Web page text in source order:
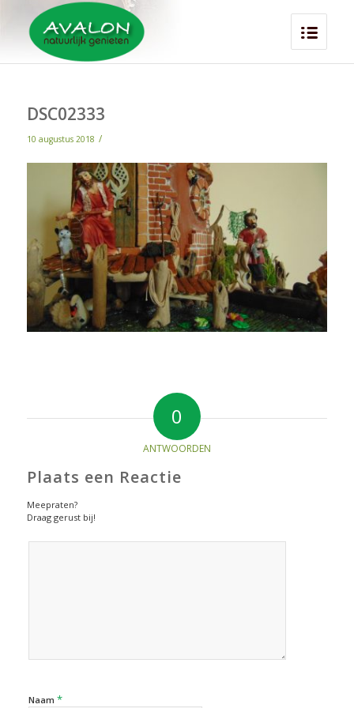
DSC02333
10 augustus 2018 /
0
ANTWOORDEN
Plaats een Reactie
Meepraten?
Draag gerust bij!
Naam *